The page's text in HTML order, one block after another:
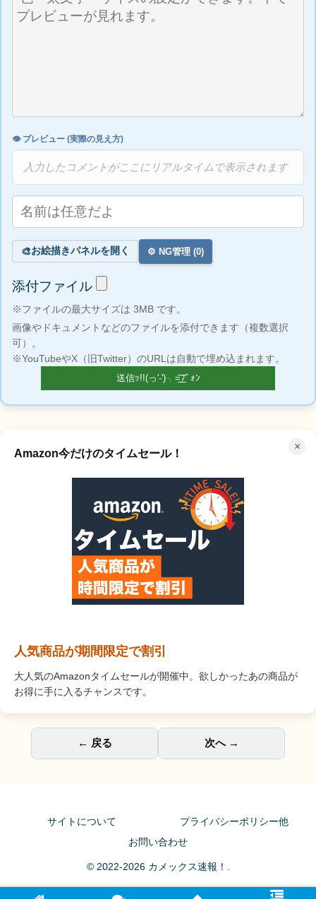
👁️ プレビュー (実際の見え方)
入力したコメントがここにリアルタイムで表示されます
🎨お絵描きパネルを開く ⚙️ NG管理 (0)
添付ファイル
※ファイルの最大サイズは 3MB です。
画像やドキュメントなどのファイルを添付できます（複数選択
可）。
※YouTubeやX（旧Twitter）のURLは自動で埋め込まれます。
×
Amazon今だけのタイムセール！
人気商品が期間限定で割引
大人気のAmazonタイムセールが開催中。欲しかったあの商品が
お得に手に入るチャンスです。
← 戻る 次へ →
サイトについて
プライバシーポリシー他
お問い合わせ
© 2022-2026 カメックス速報！.